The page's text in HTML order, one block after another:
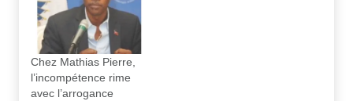
Chez Mathias Pierre,
l’incompétence rime
avec l’arrogance